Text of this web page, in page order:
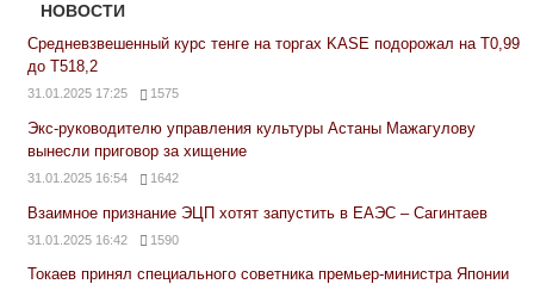
НОВОСТИ
Средневзвешенный курс тенге на торгах KASE подорожал на Т0,99
до Т518,2
31.01.2025 17:25 1575
Экс-руководителю управления культуры Астаны Мажагулову
вынесли приговор за хищение
31.01.2025 16:54 1642
Взаимное признание ЭЦП хотят запустить в ЕАЭС – Сагинтаев
31.01.2025 16:42 1590
Токаев принял специального советника премьер-министра Японии